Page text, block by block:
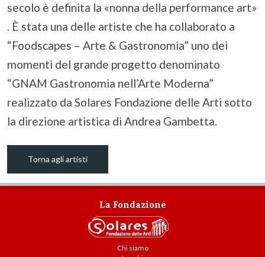
secolo è definita la «nonna della performance art»
. È stata una delle artiste che ha collaborato a
“Foodscapes – Arte & Gastronomia” uno dei
momenti del grande progetto denominato
“GNAM Gastronomia nell’Arte Moderna”
realizzato da Solares Fondazione delle Arti sotto
la direzione artistica di Andrea Gambetta.
Torna agli artisti
La Fondazione
Chi siamo